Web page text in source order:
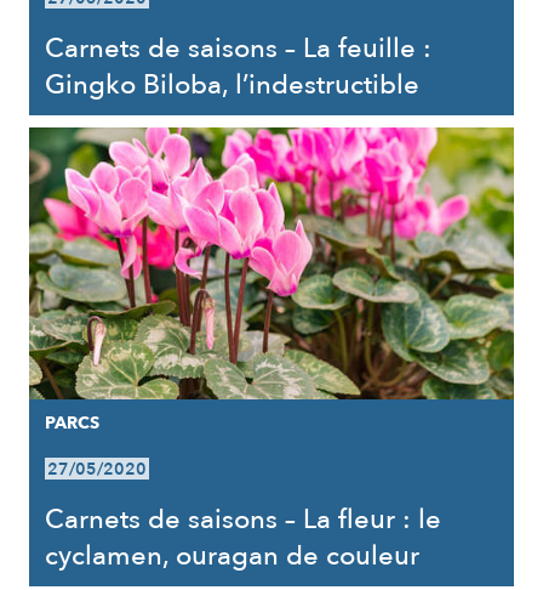
Carnets de saisons – La feuille :
Gingko Biloba, l’indestructible
PARCS
27/05/2020
Carnets de saisons – La fleur : le
cyclamen, ouragan de couleur